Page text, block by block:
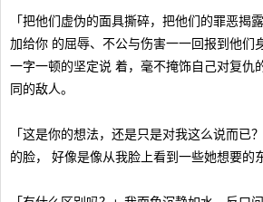
「把他们虚伪的面具撕碎，把他们的罪恶揭
加给你 的屈辱、不公与伤害一一回报到他们
一字一顿的坚定说 着，毫不掩饰自己对复仇
同的敌人。
「这是你的想法，还是只是对我这么说而已
的脸， 好像是像从我脸上看到一些她想要的